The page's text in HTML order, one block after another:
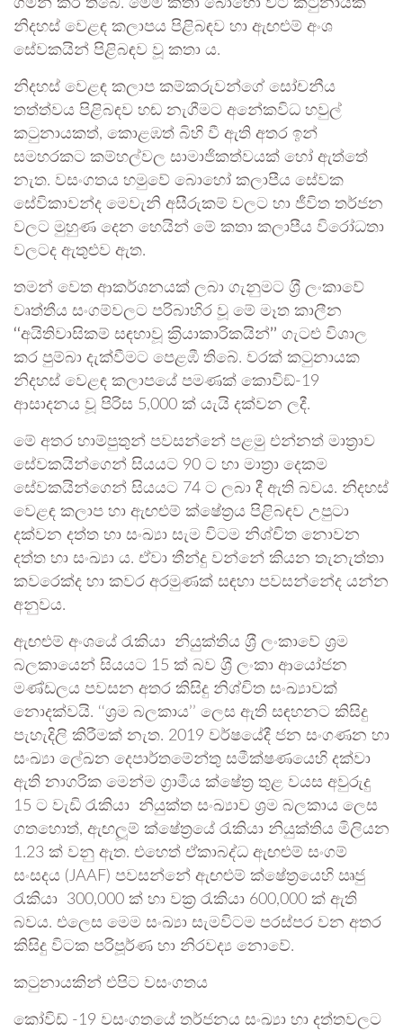
ගමන් කර තිබේ. මෙම කතා බොහෝ විට කටුනායක
නිදහස් වෙළඳ කලාපය පිළිබඳව හා ඇඟළුම් අංශ
සේවකයින් පිළිබඳව වූ කතා ය.
නිදහස් වෙළඳ කලාප කම්කරුවන්ගේ සෝචනීය
තත්ත්වය පිළිබඳව හඬ නැගීමට අනේකවිධ හවුල්
කටුනායකත්, කොළඹත් බිහි වී ඇති අතර ඉන්
සමහරකට කම්හල්වල සාමාජිකත්වයක් හෝ ඇත්තේ
නැත. වසංගතය හමුවේ බොහෝ කලාපීය සේවක
සේවිකාවන්ද මෙවැනි අසීරුකම් වලට හා ජීවිත තර්ජන
වලට මුහුණ දෙන හෙයින් මේ කතා කලාපීය විරෝධතා
වලටද ඇතුළුව ඇත.
තමන් වෙත ආකර්ශනයක් ලබා ගැනුමට ශ‍්‍රී ලංකාවේ
වෘත්තීය සංගම්වලට පරිබාහිර වූ මේ මෑත කාලීන
‘‘අයිතිවාසිකම් සඳහාවූ ක‍්‍රියාකාරිකයින්’’ ගැටළු විශාල
කර පුම්බා දැක්වීමට පෙළඹී තිබේ. වරක් කටුනායක
නිදහස් වෙළඳ කලාපයේ පමණක් කොවිඞ්-19
ආසාදනය වූ පිරිස 5,000 ක් යැයි දක්වන ලදී.
මේ අතර හාම්පුතුන් පවසන්නේ පළමු එන්නත් මාත‍්‍රාව
සේවකයින්ගෙන් සියයට 90 ට හා මාත‍්‍රා දෙකම
සේවකයින්ගෙන් සියයට 74 ට ලබා දී ඇති බවය. නිදහස්
වෙළඳ කලාප හා ඇඟළුම් ක්ෂේත‍්‍රය පිළිබඳව උපුටා
දක්වන දත්ත හා සංඛ්‍යා සැම විටම නිශ්චිත නොවන
දත්ත හා සංඛ්‍යා ය. ඒවා තීන්දු වන්නේ කියන තැනැත්තා
කවරෙක්ද හා කවර අරමුණක් සඳහා පවසන්නේද යන්න
අනුවය.
ඇඟළුම් අංශයේ රැකියා නියුක්තිය ශ‍්‍රී ලංකාවේ ශ‍්‍රම
බලකායෙන් සියයට 15 ක් බව ශ‍්‍රී ලංකා ආයෝජන
මණ්ඩලය පවසන අතර කිසිදු නිශ්චිත සංඛ්‍යාවක්
නොදක්වයි. ‘‘ශ‍්‍රම බලකාය’’ ලෙස ඇති සඳහනට කිසිදු
පැහැදිලි කිරීමක් නැත. 2019 වර්ෂයේදී ජන සංගණන හා
සංඛ්‍යා ලේඛන දෙපාර්තමේන්තු සමීක්ෂණයෙහි දක්වා
ඇති නාගරික මෙන්ම ග‍්‍රාමීය ක්ෂේත‍්‍ර තුළ වයස අවුරුදු
15 ට වැඩි රැකියා නියුක්ත සංඛ්‍යාව ශ‍්‍රම බලකාය ලෙස
ගතහොත්, ඇඟලූම් ක්ෂේත‍්‍රයේ රැකියා නියුක්තිය මිලියන
1.23 ක් වනු ඇත. එහෙත් ඒකාබද්ධ ඇඟළුම් සංගම්
සංසදය (JAAF) පවසන්නේ ඇඟළුම් ක්ෂේත‍්‍රයෙහි ඍජු
රැකියා 300,000 ක් හා වක‍්‍ර රැකියා 600,000 ක් ඇති
බවය. එලෙස මෙම සංඛ්‍යා සැමවිටම පරස්පර වන අතර
කිසිදු විටක පරිපූර්ණ හා නිරවද්‍ය නොවේ.
කටුනායකින් එපිට වසංගතය
කෝවිඩ් -19 වසංගතයේ තර්ජනය සංඛ්‍යා හා දත්තවලට